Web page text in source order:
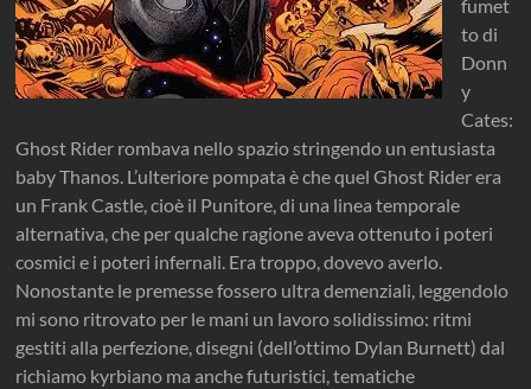
fumet
to di
Donn
y
Cates:
Ghost Rider rombava nello spazio stringendo un entusiasta
baby Thanos. L’ulteriore pompata è che quel Ghost Rider era
un Frank Castle, cioè il Punitore, di una linea temporale
alternativa, che per qualche ragione aveva ottenuto i poteri
cosmici e i poteri infernali. Era troppo, dovevo averlo.
Nonostante le premesse fossero ultra demenziali, leggendolo
mi sono ritrovato per le mani un lavoro solidissimo: ritmi
gestiti alla perfezione, disegni (dell’ottimo Dylan Burnett) dal
richiamo kyrbiano ma anche futuristici, tematiche